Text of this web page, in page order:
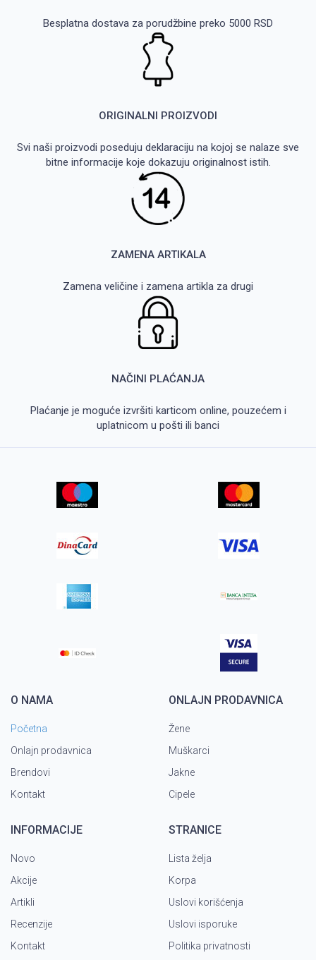
Besplatna dostava za porudžbine preko 5000 RSD
ORIGINALNI PROIZVODI
Svi naši proizvodi poseduju deklaraciju na kojoj se nalaze sve
bitne informacije koje dokazuju originalnost istih.
ZAMENA ARTIKALA
Zamena veličine i zamena artikla za drugi
NAČINI PLAĆANJA
Plaćanje je moguće izvršiti karticom online, pouzećem i
uplatnicom u pošti ili banci
O NAMA
Početna
Onlajn prodavnica
Brendovi
Kontakt
ONLAJN PRODAVNICA
Žene
Muškarci
Jakne
Cipele
INFORMACIJE
Novo
Akcije
Artikli
Recenzije
Kontakt
STRANICE
Lista želja
Korpa
Uslovi korišćenja
Uslovi isporuke
Politika privatnosti